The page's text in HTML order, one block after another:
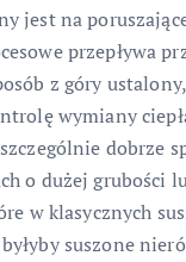
jest na
przepływa
z góry
wymiany
dobrze
o dużej grubości
w klasycznych
suszone